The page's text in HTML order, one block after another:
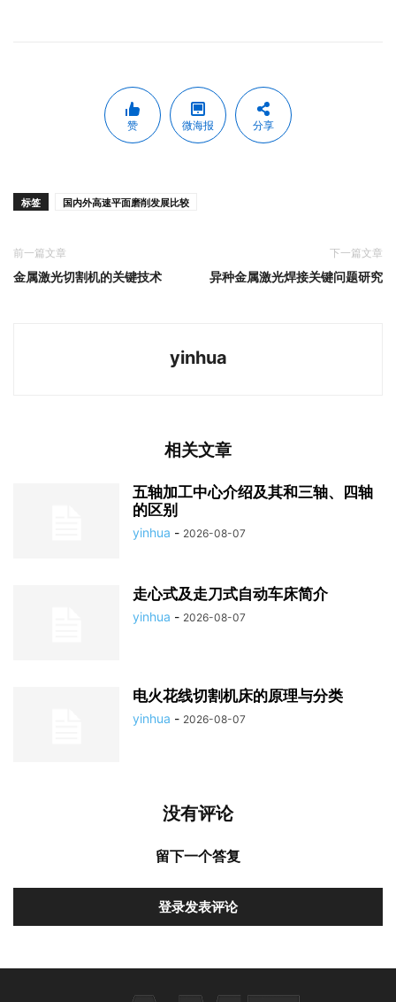
赞 微海报 分享
标签 国内外高速平面磨削发展比较
前一篇文章
金属激光切割机的关键技术
下一篇文章
异种金属激光焊接关键问题研究
yinhua
相关文章
五轴加工中心介绍及其和三轴、四轴
的区别
yinhua - 2026-08-07
走心式及走刀式自动车床简介
yinhua - 2026-08-07
电火花线切割机床的原理与分类
yinhua - 2026-08-07
没有评论
留下一个答复
登录发表评论